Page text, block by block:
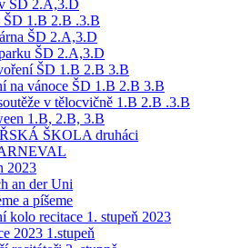
ŠD 2.A,3.D
ŠD 1.B 2.B .3.B
ŠD 2.A,3.D
ŠD 2.A,3.D
ŠD 1.B 2.B 3.B
na vánoce ŠD 1.B 2.B 3.B
v tělocvičně 1.B 2.B .3.B
1.B, 2.B, 3.B
ŠKOLA druháci
2023
an der Uni
a píšeme
kolo recitace 1. stupeň 2023
2023 1.stupeň